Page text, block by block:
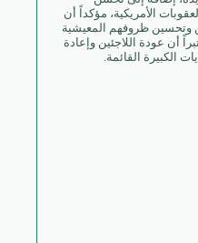
الأمريكية، مؤكداً أن
وتحسين ظروفهم المعيشية
أن عودة اللاجئين وإعادة
الكبيرة القائمة.